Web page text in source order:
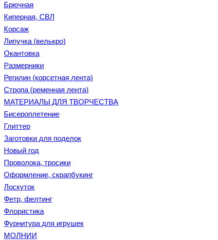
Брючная
Киперная, СВЛ
Корсаж
Липучка (велькро)
Окантовка
Размерники
Регилин (корсетная лента)
Стропа (ременная лента)
МАТЕРИАЛЫ ДЛЯ ТВОРЧЕСТВА
Бисероплетение
Глиттер
Заготовки для поделок
Новый год
Проволока, тросики
Оформление, скрапбукинг
Лоскуток
Фетр, фелтинг
Флористика
Фурнитура для игрушек
МОЛНИИ